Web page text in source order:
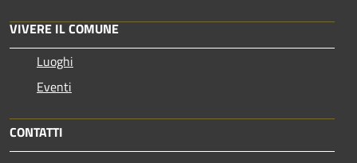
VIVERE IL COMUNE
Luoghi
Eventi
CONTATTI